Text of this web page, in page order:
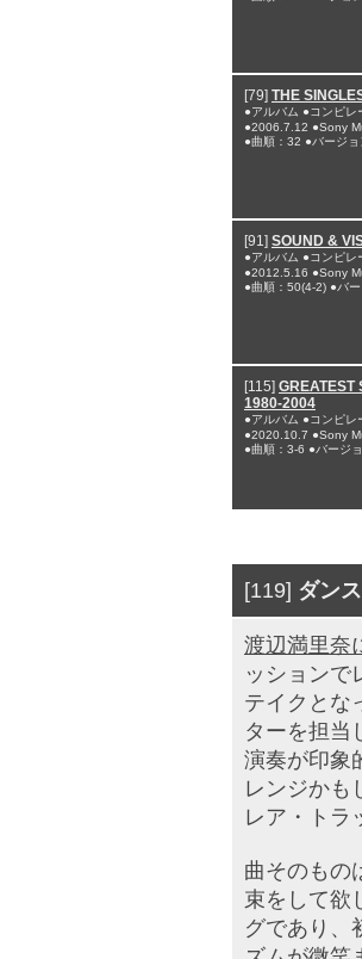
[79] THE
●アルバム ●コンピレ
●2006.7.12 ●Sony
●曲順：32 ●バージョ
[91] SOUND &
●アルバム ●コンピレ
●2012.5.16 ●Sony
●曲順：50(4-2) ●バ
[115] GREATEST
1980-2004
●アルバム ●コンピレ
●2020.10.7 ●Sony
●曲順：3-6 ●バージ
[119] ダン
渡辺満里奈
ッションで
テイクとな
ターを担当
演奏が印象
レンジかも
レア・トラ
曲そのもの
束をして欲
グであり、